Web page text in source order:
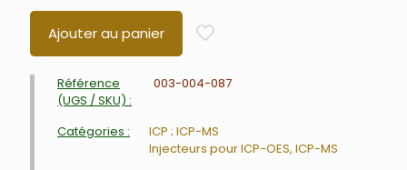
Ajouter au panier
Référence
(UGS / SKU) :
003-004-087
Catégories :
ICP ; ICP-MS
Injecteurs pour ICP-OES, ICP-MS